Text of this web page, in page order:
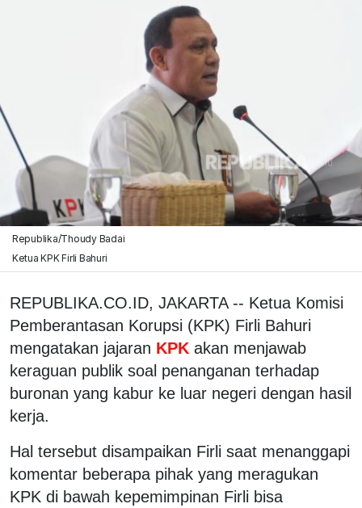
Republika/Thoudy Badai
Ketua KPK Firli Bahuri
REPUBLIKA.CO.ID, JAKARTA -- Ketua Komisi
Pemberantasan Korupsi (KPK) Firli Bahuri
mengatakan jajaran KPK akan menjawab
keraguan publik soal penanganan terhadap
buronan yang kabur ke luar negeri dengan hasil
kerja.
Hal tersebut disampaikan Firli saat menanggapi
komentar beberapa pihak yang meragukan
KPK di bawah kepemimpinan Firli bisa